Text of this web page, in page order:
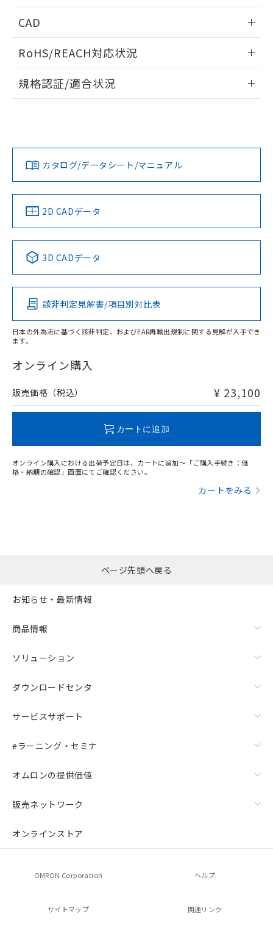
タイムチャート
A: 80mm以上、B: 60mm以上
周囲金属の影響
L: 12mm以上、φd: 80mm以上、D: 12mm以上、m: 30mm
以上、n: 80mm以上
金属埋め込み
鉄材
l: 0mm以上、φd: 18mm以上、D: 0mm以上、m: 30mm以
アルミ材
l: 12mm以上、φd: 80mm以上、D: 12mm以上、m: 30mm
検出物体の大きさと材質による影響
CAD
ドすることができます。
ログイン/会員登録
ダウンロードデータをご利用いただく前に、以下を必ずお読
みください。
ソフトウェアの使用条件
RoHS/REACH対応状況
EU RoHS 注意事項・凡例
対応済み
中国 RoHS 注意事項・凡例
Pb Hg Cd Cr(VI)
O
在庫等で未対応品が混在する可能性があります。
問い合わせください。
規格認証/適合状況
LR型式承認
（イギリス
船舶規格）
DNV型式承認
（ノルウェー
BV型式承認
（フランス
KR型式
（韓国
No No No No
この製品の規格認証/適合状況ページへ
その他の認証はこちらのページからご検索ください
カタログ/データシート/マニュアル
2D CADデータ
3D CADデータ
該非判定見解書/項目別対比表
日本の外為法に基づく該非判定、およびEAR再輸出規制に関する見解が入手でき
ます。
オンライン購入
販売価格（税込） ¥ 23,100
カートに追加
オンライン購入における出荷予定日は、カートに追加～「ご購入手続き：価
格・納期の確認」画面にてご確認ください。
カートをみる
ページ先頭へ戻る
お知らせ・最新情報
商品情報
ソリューション
ダウンロードセンタ
サービスサポート
eラーニング・セミナ
オムロンの提供価値
販売ネットワーク
オンラインストア
OMRON Corporation ヘルプ
サイトマップ 関連リンク